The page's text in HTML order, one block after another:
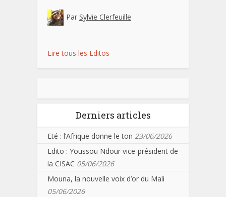
Par Sylvie Clerfeuille
Lire tous les Editos
Derniers articles
Eté : l’Afrique donne le ton 23/06/2026
Edito : Youssou Ndour vice-président de
la CISAC 05/06/2026
Mouna, la nouvelle voix d’or du Mali
05/06/2026